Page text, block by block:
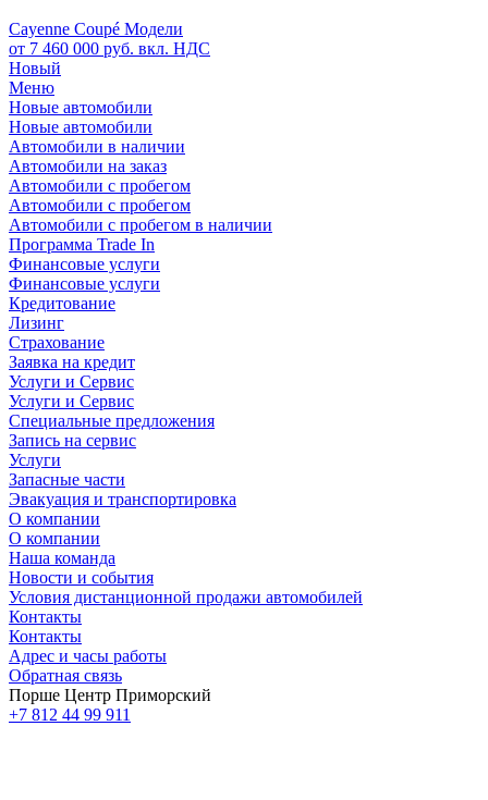
Cayenne Coupé Модели
от 7 460 000 руб. вкл. НДС
Новый
Меню
Новые автомобили
Новые автомобили
Автомобили в наличии
Автомобили на заказ
Автомобили с пробегом
Автомобили с пробегом
Автомобили с пробегом в наличии
Программа Trade In
Финансовые услуги
Финансовые услуги
Кредитование
Лизинг
Страхование
Заявка на кредит
Услуги и Сервис
Услуги и Сервис
Специальные предложения
Запись на сервис
Услуги
Запасные части
Эвакуация и транспортировка
О компании
О компании
Наша команда
Новости и события
Условия дистанционной продажи автомобилей
Контакты
Контакты
Адрес и часы работы
Обратная связь
Порше Центр Приморский
+7 812 44 99 911